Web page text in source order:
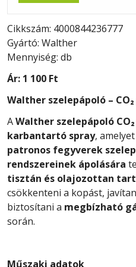
Cikkszám: 4000844236777
Gyártó: Walther
Mennyiség: db
Ár: 1 100 Ft
Walther szelepápoló –
AWalther szelepápoló
karbantartó spray,
patronos fegyverek
rendszereinek ápolására
tisztán és olajozottan
csökkenteni a kopást,
biztosítani a megbízható
során.
Műszaki adatok